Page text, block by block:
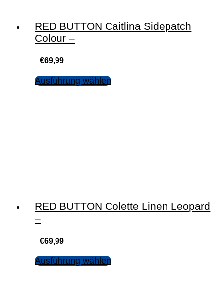
RED BUTTON Caitlina Sidepatch
Colour –
€69,99
Ausführung wählen
RED BUTTON Colette Linen Leopard
–
€69,99
Ausführung wählen